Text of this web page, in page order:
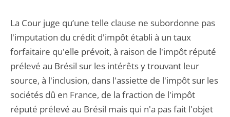
La Cour juge qu’une telle clause ne subordonne pas
l'imputation du crédit d'impôt établi à un taux
forfaitaire qu'elle prévoit, à raison de l'impôt réputé
prélevé au Brésil sur les intérêts y trouvant leur
source, à l'inclusion, dans l'assiette de l'impôt sur les
sociétés dû en France, de la fraction de l'impôt
réputé prélevé au Brésil mais qui n'a pas fait l'objet